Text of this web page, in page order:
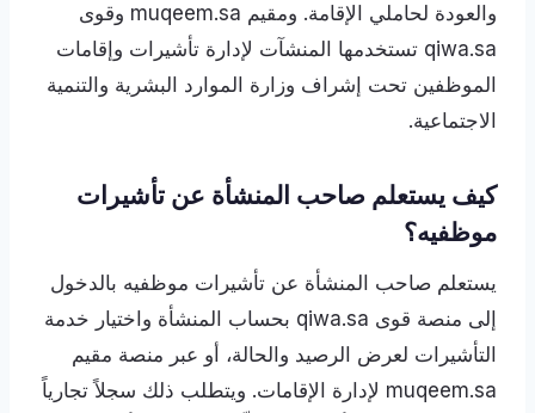
والعودة لحاملي الإقامة. ومقيم muqeem.sa وقوى
qiwa.sa تستخدمها المنشآت لإدارة تأشيرات وإقامات
الموظفين تحت إشراف وزارة الموارد البشرية والتنمية
الاجتماعية.
كيف يستعلم صاحب المنشأة عن تأشيرات
موظفيه؟
يستعلم صاحب المنشأة عن تأشيرات موظفيه بالدخول
إلى منصة قوى qiwa.sa بحساب المنشأة واختيار خدمة
التأشيرات لعرض الرصيد والحالة، أو عبر منصة مقيم
muqeem.sa لإدارة الإقامات. ويتطلب ذلك سجلاً تجارياً